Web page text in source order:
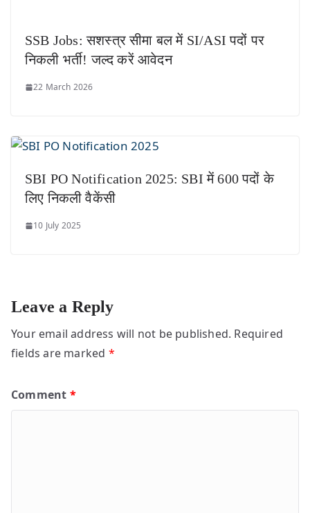
SSB Jobs: सशस्त्र सीमा बल में SI/ASI पदों पर
निकली भर्ती! जल्द करें आवेदन
22 March 2026
SBI PO Notification 2025: SBI में 600 पदों के
लिए निकली वैकेंसी
10 July 2025
Leave a Reply
Your email address will not be published. Required
fields are marked *
Comment *